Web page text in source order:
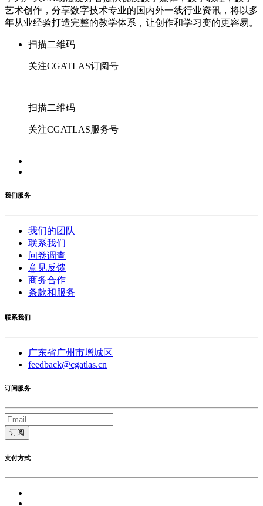
艺术创作，分享数字技术专业的国内外一线行业资讯，将以多
年从业经验打造完整的教学体系，让创作和学习变的更容易。
扫描二维码
关注CGATLAS订阅号
扫描二维码
关注CGATLAS服务号
我们服务
我们的团队
联系我们
问卷调查
意见反馈
商务合作
条款和服务
联系我们
广东省广州市增城区
feedback@cgatlas.cn
订阅服务
订阅
支付方式